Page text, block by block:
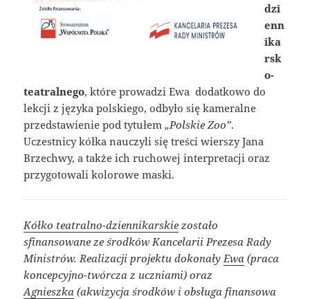
dzi
enn
ika
rsk
o-
teatralnego, które prowadzi Ewa dodatkowo do
lekcji z języka polskiego, odbyło się kameralne
przedstawienie pod tytułem„Polskie Zoo”.
Uczestnicy kółka nauczyli się treści wierszy Jana
Brzechwy, a także ich ruchowej interpretacji oraz
przygotowali kolorowe maski.
Kółko teatralno-dziennikarskie zostało
sfinansowane ze środków Kancelarii Prezesa Rady
Ministrów. Realizacji projektu dokonały Ewa (praca
koncepcyjno-twórcza z uczniami) oraz
Agnieszka (akwizycja środków i obsługa finansowa